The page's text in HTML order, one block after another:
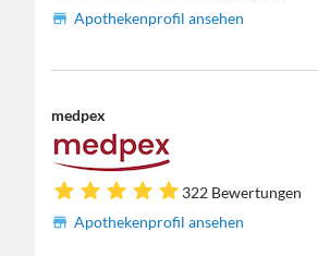
Apothekenprofil ansehen
medpex
322 Bewertungen
Apothekenprofil ansehen